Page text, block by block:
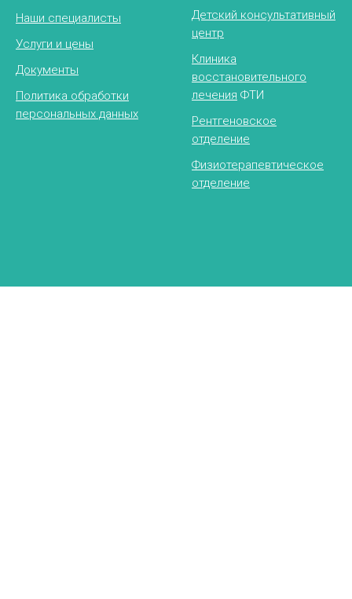
Наши специалисты
Услуги и цены
Документы
Политика обработки
персональных данных
Детский консультативный
центр
Клиника
восстановительного
лечения ФТИ
Рентгеновское
отделение
Физиотерапевтическое
отделение